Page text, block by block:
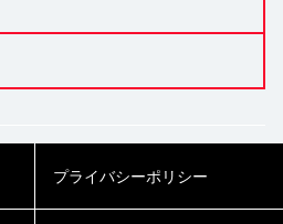
プライバシーポリシー